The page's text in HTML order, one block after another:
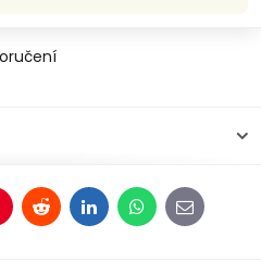
RedditLinkedInWhatsApp
E-
mail